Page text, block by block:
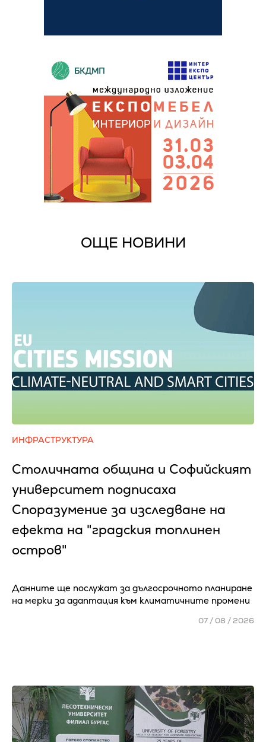
ОЩЕ НОВИНИ
ИНФРАСТРУКТУРА
Столичната община и Софийският
университет подписаха
Споразумение за изследване на
ефекта на "градския топлинен
остров"
Данните ще послужат за дългосрочното планиране
на мерки за адаптация към климатичните промени
07 / 08 / 2026